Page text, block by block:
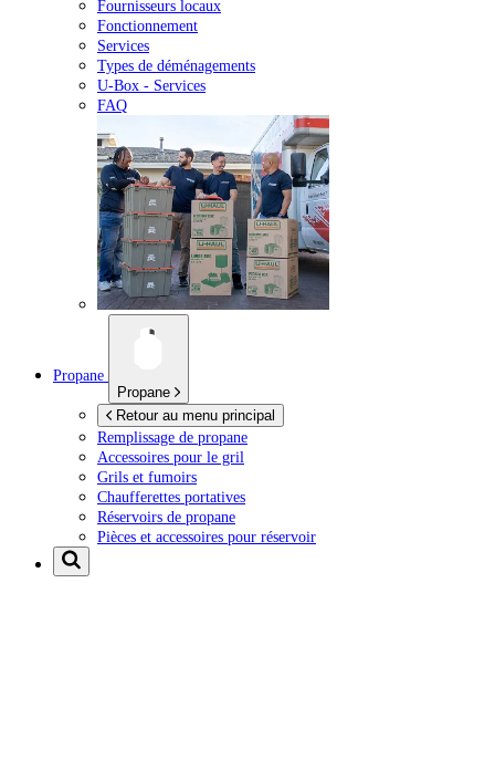
Fournisseurs locaux
Fonctionnement
Services
Types de déménagements
U-Box - Services
FAQ
Propane
Propane
Retour au menu principal
Remplissage de propane
Accessoires pour le gril
Grils et fumoirs
Chaufferettes portatives
Réservoirs de propane
Pièces et accessoires pour réservoir